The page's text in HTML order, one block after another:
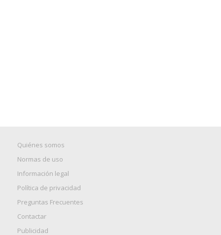
Quiénes somos
Normas de uso
Información legal
Política de privacidad
Preguntas Frecuentes
Contactar
Publicidad